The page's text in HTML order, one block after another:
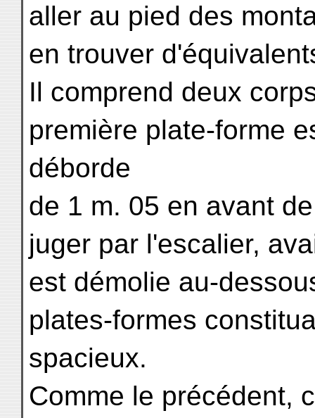
aller au pied des
en trouver
Il comprend deux
première plate-forme
déborde
de 1 m. 05 en avant
juger par l'escalier,
est démolie au-
plates-formes
spacieux.
Comme le précédent,